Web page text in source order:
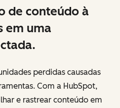
de conteúdo à
em uma
perdidas causadas
Com a HubSpot,
e rastrear conteúdo em